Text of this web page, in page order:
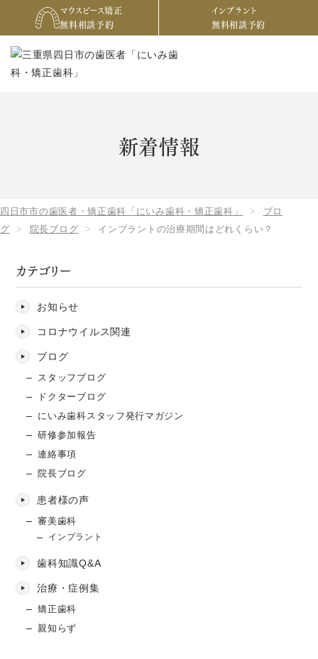
マウスピース矯正
無料相談予約
インプラント
無料相談予約
新着情報
四日市市の歯医者・矯正歯科「にいみ歯科・矯正歯科」
ブロ
グ
院長ブログ インプラントの治療期間はどれくらい？
カテゴリー
お知らせ
コロナウイルス関連
ブログ
スタッフブログ
ドクターブログ
にいみ歯科スタッフ発行マガジン
研修参加報告
連絡事項
院長ブログ
患者様の声
審美歯科
インプラント
歯科知識Q&A
治療・症例集
矯正歯科
親知らず